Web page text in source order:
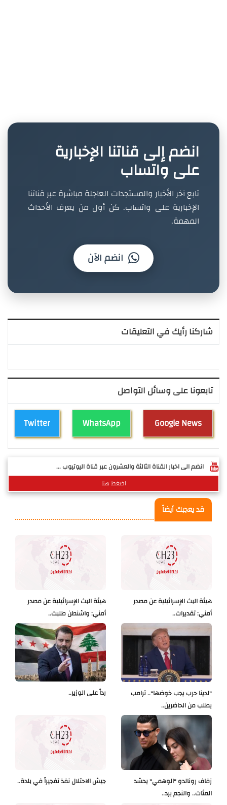
انضم إلى قناتنا الإخبارية
على واتساب
تابع آخر الأخبار والمستجدات العاجلة مباشرة عبر قناتنا
الإخبارية على واتساب. كن أول من يعرف الأحداث
المهمة.
انضم الآن
شاركنا رأيك في التعليقات
تابعونا على وسائل التواصل
Twitter WhatsApp Google News
انضم الى اخبار القناة الثالثة والعشرون عبر قناة اليوتيوب ...
اضغط هنا
قد يعجبك أيضاً
هيئة البث الإسرائيلية عن مصدر
أمني: واشنطن طلبت..
هيئة البث الإسرائيلية عن مصدر
أمني: تقديرات..
رداً على الوزير..
"لدينا حرب يجب خوضها".. ترامب
يطلب من الحاضرين..
جيش الاحتلال نفذ تفجيراً في بلدة..
زفاف رونالدو "الوهمي" يحشد
المئات.. والنجم يرد..